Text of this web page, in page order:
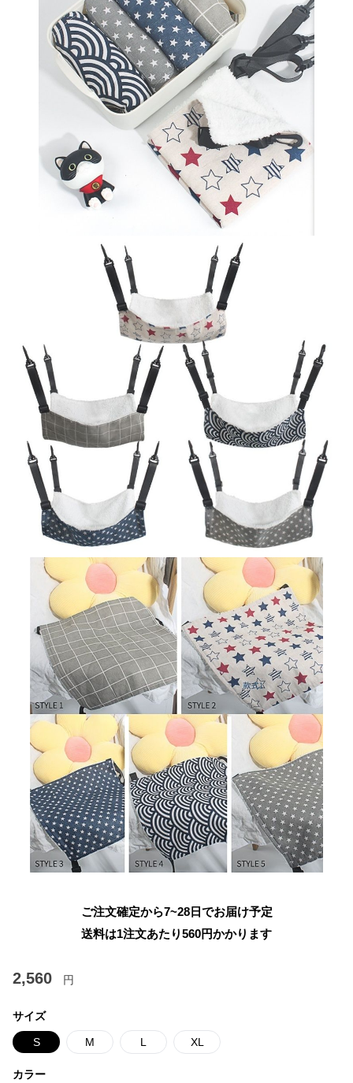
ご注文確定から7~28日でお届け予定
送料は1注文あたり560円かかります
2,560 円
サイズ
S M L XL
カラー